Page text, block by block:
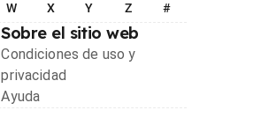
W X Y Z #
Sobre el sitio web
Condiciones de uso y
privacidad
Ayuda